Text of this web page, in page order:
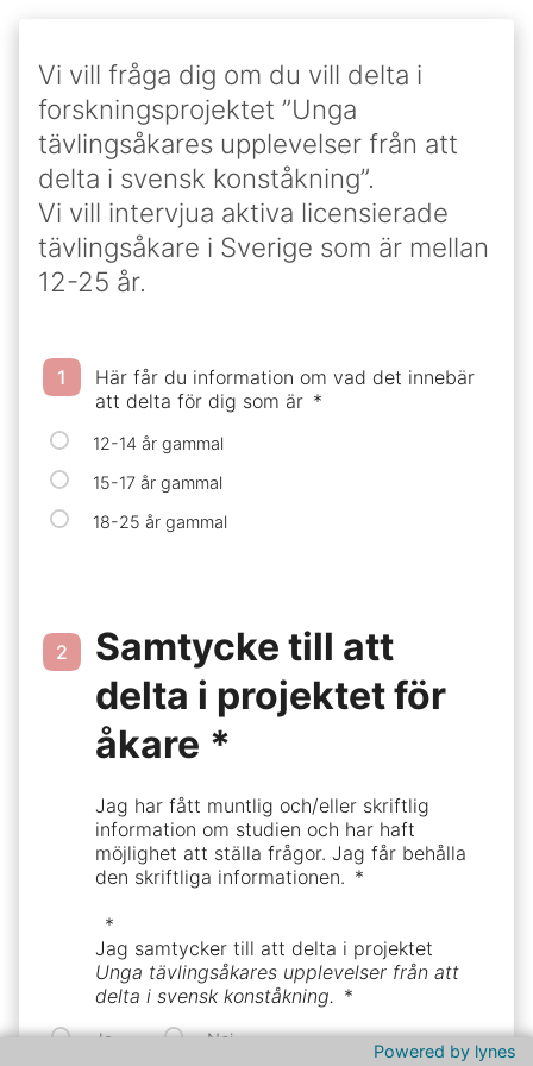
Vi vill fråga dig om du vill delta i
forskningsprojektet ”Unga
tävlingsåkares upplevelser från att
delta i svensk konståkning”.
Vi vill intervjua aktiva licensierade
tävlingsåkare i Sverige som är mellan
12-25 år.
1
Här får du information om vad det innebär
att delta för dig som är
12-14 år gammal
15-17 år gammal
18-25 år gammal
2
Samtycke till att
delta i projektet för
åkare
Jag har fått muntlig och/eller skriftlig
information om studien och har haft
möjlighet att ställa frågor. Jag får behålla
den skriftliga informationen.
Jag samtycker till att delta i projektet
Unga tävlingsåkares upplevelser från att
delta i svensk konståkning.
Ja Nej
Powered by lynes